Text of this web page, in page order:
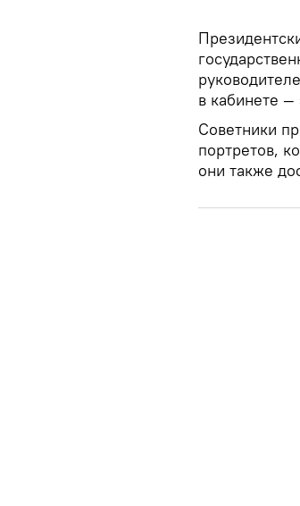
в кабинете —
Советники
портретов,
они также